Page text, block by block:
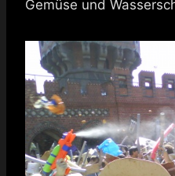
Gemüse und